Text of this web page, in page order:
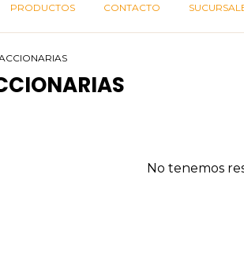
PRODUCTOS CONTACTO
No tenemos